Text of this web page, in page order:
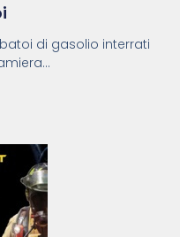
di gasolio interrati